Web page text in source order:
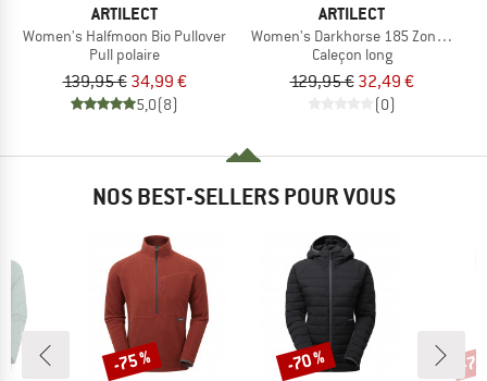
ARTILECT
Women's Halfmoon Bio Pullover
Pull polaire
139,95 € 34,99 €
5,0(8)
ARTILECT
Women's Darkhorse 185 Zoned 3/4
Caleçon long
129,95 € 32,49 €
(0)
NOS BEST-SELLERS POUR VOUS
Remise
-75 % Remise
-70 % -